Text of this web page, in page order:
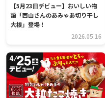
【5月23日デビュー】おいしい物
語「西山さんのあみゃあ切り干し
大根」登場！
2026.05.16